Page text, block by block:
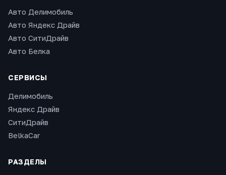
Авто Делимобиль
Авто Яндекс Драйв
Авто СитиДрайв
Авто Белка
СЕРВИСЫ
Делимобиль
Яндекс Драйв
СитиДрайв
BelkaCar
РАЗДЕЛЫ